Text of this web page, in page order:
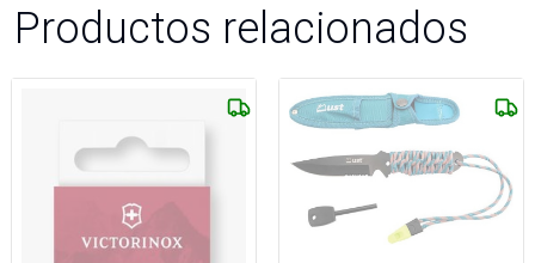
Productos relacionados